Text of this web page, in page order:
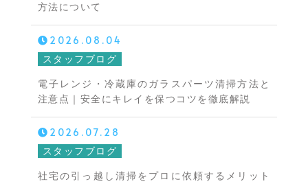
方法について
2026.08.04
スタッフブログ
電子レンジ・冷蔵庫のガラスパーツ清掃方法と
注意点｜安全にキレイを保つコツを徹底解説
2026.07.28
スタッフブログ
社宅の引っ越し清掃をプロに依頼するメリット